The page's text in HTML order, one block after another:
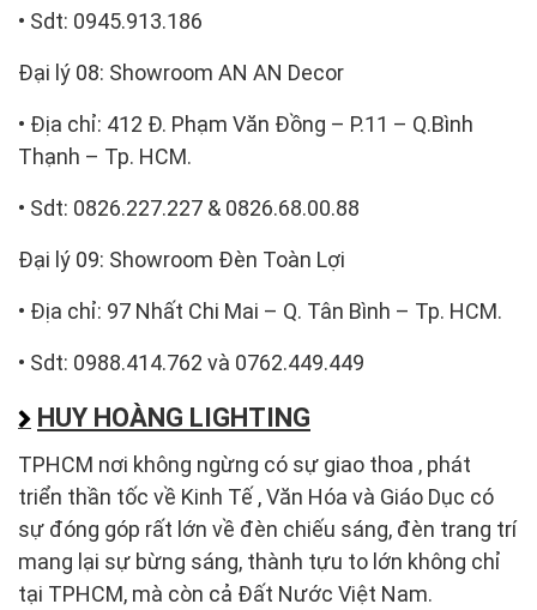
• Sdt: 0945.913.186
Đại lý 08: Showroom AN AN Decor
• Địa chỉ: 412 Đ. Phạm Văn Đồng – P.11 – Q.Bình
Thạnh – Tp. HCM.
• Sdt: 0826.227.227 & 0826.68.00.88
Đại lý 09: Showroom Đèn Toàn Lợi
• Địa chỉ: 97 Nhất Chi Mai – Q. Tân Bình – Tp. HCM.
• Sdt: 0988.414.762 và 0762.449.449
HUY HOÀNG LIGHTING
TPHCM nơi không ngừng có sự giao thoa , phát
triển thần tốc về Kinh Tế , Văn Hóa và Giáo Dục có
sự đóng góp rất lớn về đèn chiếu sáng, đèn trang trí
mang lại sự bừng sáng, thành tựu to lớn không chỉ
tại TPHCM, mà còn cả Đất Nước Việt Nam.